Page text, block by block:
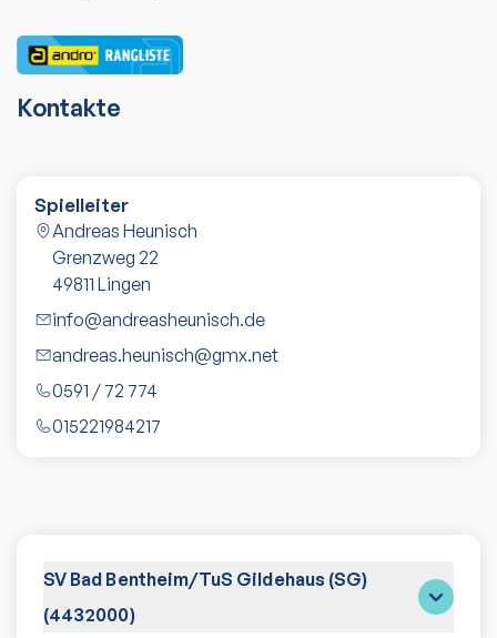
Kontakte
Spielleiter
Andreas Heunisch
Grenzweg 22
49811 Lingen
info@andreasheunisch.de
andreas.heunisch@gmx.net
0591 / 72 774
015221984217
SV Bad Bentheim/TuS Gildehaus (SG)
(4432000)